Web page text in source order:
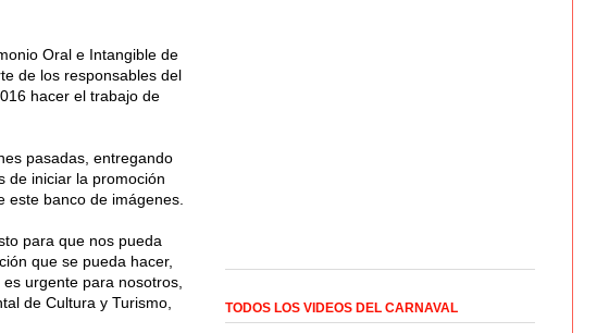
Oral e Intangible de
de los responsables del
hacer el trabajo de
pasadas, entregando
de iniciar la promoción
banco de imágenes.
para que nos pueda
que se pueda hacer,
urgente para nosotros,
de Cultura y Turismo,
TODOS LOS VIDEOS DEL CARNAVAL